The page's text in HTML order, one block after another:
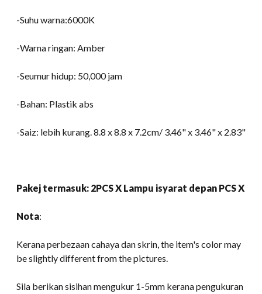
-Suhu warna:6000K
-Warna ringan: Amber
-Seumur hidup: 50,000 jam
-Bahan: Plastik abs
-Saiz: lebih kurang. 8.8 x 8.8 x 7.2cm/ 3.46" x 3.46" x 2.83"
Pakej termasuk: 2PCS X Lampu isyarat depan PCS X
Nota:
Kerana perbezaan cahaya dan skrin, the item's color may
be slightly different from the pictures
Sila berikan sisihan mengukur 1-5mm kerana pengukuran